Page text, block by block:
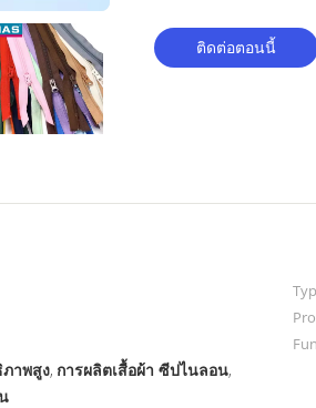
ติดต่อตอนนี้
าพสูง, การผลิตเสื้อผ้า ซีปไนลอน,